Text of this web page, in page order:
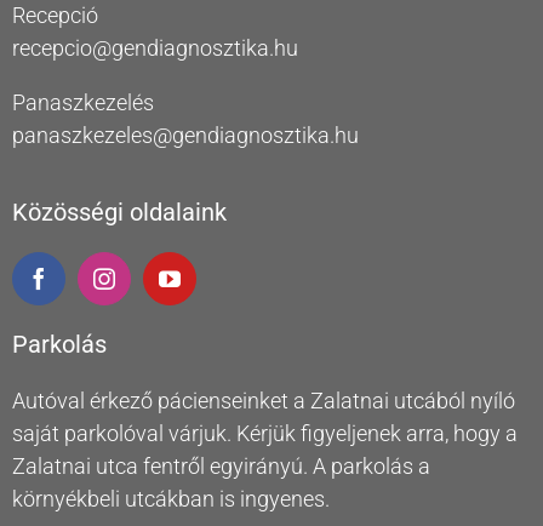
Recepció
recepcio@gendiagnosztika.hu
Panaszkezelés
panaszkezeles@gendiagnosztika.hu
Közösségi oldalaink
Parkolás
Autóval érkező pácienseinket a Zalatnai utcából nyíló
saját parkolóval várjuk. Kérjük figyeljenek arra, hogy a
Zalatnai utca fentről egyirányú. A parkolás a
környékbeli utcákban is ingyenes.